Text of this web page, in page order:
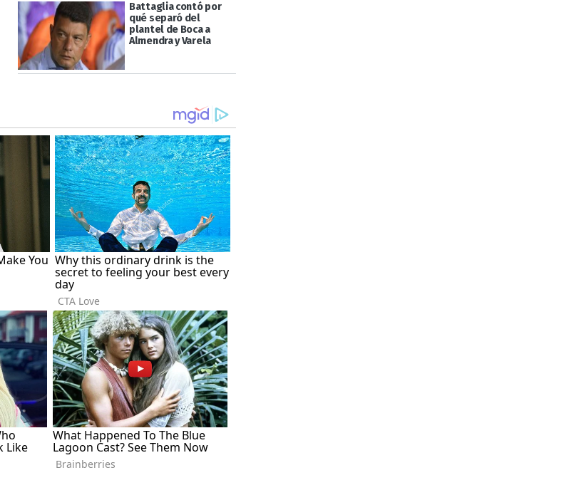
Battaglia contó por
qué separó del
plantel de Boca a
Almendra y Varela